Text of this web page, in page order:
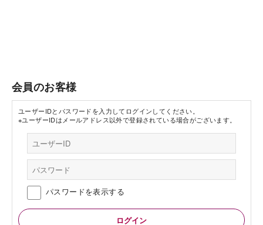
会員のお客様
ユーザーIDとパスワードを入力してログインしてください。
※ユーザーIDはメールアドレス以外で登録されている場合がございます。
パスワードを表示する